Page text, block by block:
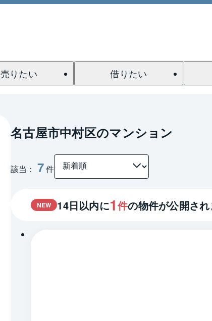
売りたい 借りたい
名古屋市中村区のマンション
該当： 7件
NEW 14日以内に1件の物件が公開され